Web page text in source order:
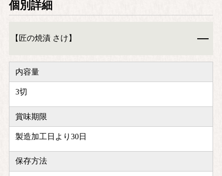
個別詳細
【匠の焼漬 さけ】
内容量
3切
賞味期限
製造加工日より30日
保存方法